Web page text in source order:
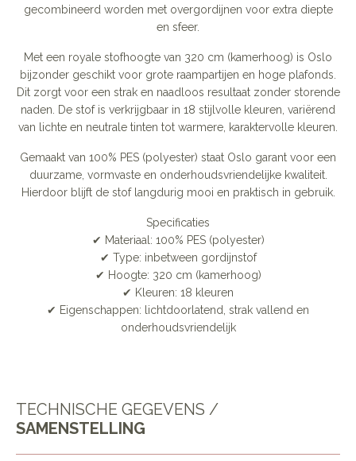
gecombineerd worden met overgordijnen voor extra diepte
en sfeer.
Met een royale stofhoogte van 320 cm (kamerhoog) is Oslo
bijzonder geschikt voor grote raampartijen en hoge plafonds.
Dit zorgt voor een strak en naadloos resultaat zonder storende
naden. De stof is verkrijgbaar in 18 stijlvolle kleuren, variërend
van lichte en neutrale tinten tot warmere, karaktervolle kleuren.
Gemaakt van 100% PES (polyester) staat Oslo garant voor een
duurzame, vormvaste en onderhoudsvriendelijke kwaliteit.
Hierdoor blijft de stof langdurig mooi en praktisch in gebruik.
Specificaties
✔ Materiaal: 100% PES (polyester)
✔ Type: inbetween gordijnstof
✔ Hoogte: 320 cm (kamerhoog)
✔ Kleuren: 18 kleuren
✔ Eigenschappen: lichtdoorlatend, strak vallend en
onderhoudsvriendelijk
TECHNISCHE GEGEVENS /
SAMENSTELLING